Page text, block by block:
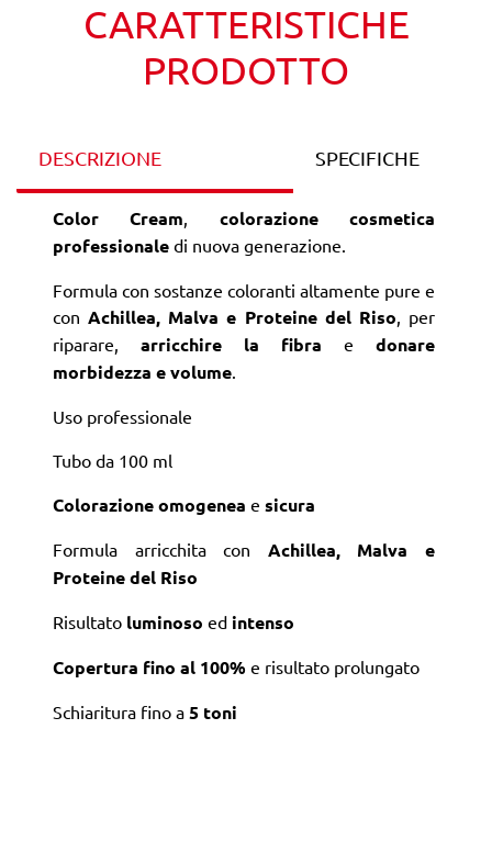
CARATTERISTICHE
PRODOTTO
DESCRIZIONE SPECIFICHE
Color Cream, colorazione cosmetica
professionale di nuova generazione.
Formula con sostanze coloranti altamente pure e
con Achillea, Malva e Proteine del Riso, per
riparare, arricchire la fibra e donare
morbidezza e volume.
Uso professionale
Tubo da 100 ml
Colorazioneomogenea e sicura
Formula arricchita con Achillea, Malva e
Proteine del Riso
Risultato luminoso ed intenso
Copertura fino al 100% e risultato prolungato
Schiaritura fino a 5 toni